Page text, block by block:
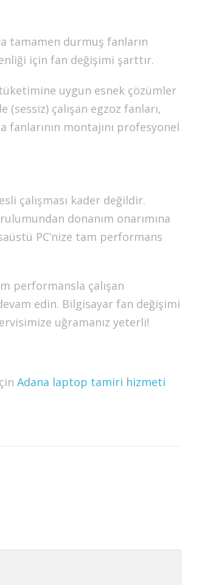
tamamen durmuş fanların
için fan değişimi şarttır.
tüketimine uygun esnek çözümler
çalışan egzoz fanları,
fanlarının montajını profesyonel
çalışması kader değildir.
donanım onarımına
PC’nize tam performans
performansla çalışan
edin. Bilgisayar fan değişimi
uğramanız yeterli!
Adana laptop tamiri hizmeti